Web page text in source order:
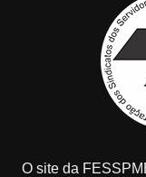
O site da